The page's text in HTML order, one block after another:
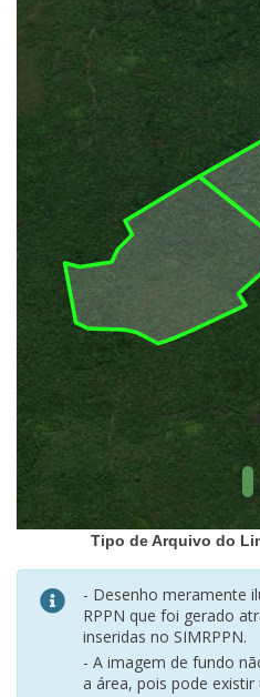
Terras
indígenas
(FUNAI)
UC Federal
UC Estaduais
UC
Municipais
Hidrografia
1:1.000.000
(ANA)
Biomas
(IBGE)
Vegetação
(IBGE)
Rodovias
(IBGE)
Relevo
(IBGE)
Tipo de Arquivo do
- Desenho meramente
RPPN que foi gerado
inseridas no SIMRPPN.
- A imagem de fundo
a área, pois pode